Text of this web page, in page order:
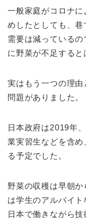
一般家庭がコロナ
めしたとしても、
需要は減っている
に野菜が不足すると
実はもう一つの理
問題がありました。
日本政府は2019年、
業実習生などを含
る予定でした。
野菜の収穫は早朝
は学生のアルバイ
日本で働きながら